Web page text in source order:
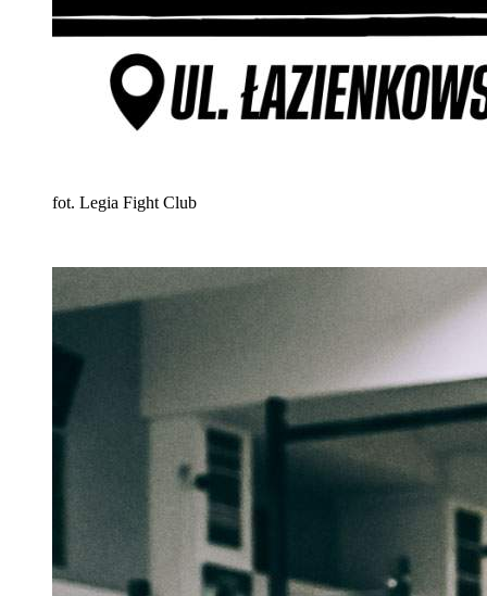
fot. Legia Fight Club